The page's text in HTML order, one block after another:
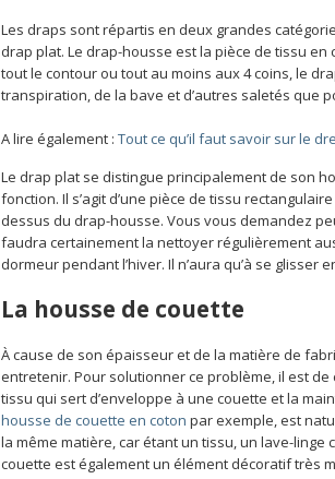
Les draps sont répartis en deux grandes
drap plat. Le drap-housse est la pièce de tissu en
tout le contour ou tout au moins aux 4 coins, le
transpiration, de la bave et d’autres saletés que
A lire également : Tout ce qu’il faut savoir sur le
Le drap plat se distingue principalement de son
fonction. Il s’agit d’une pièce de tissu
dessus du drap-housse. Vous vous demandez
faudra certainement la nettoyer régulièrement
dormeur pendant l’hiver. Il n’aura qu’à se glisser
La housse de couette
À cause de son épaisseur et de la matière de
entretenir. Pour solutionner ce problème, il est de
tissu qui sert d’enveloppe à une couette et la
housse de couette en coton par exemple, est
la même matière, car étant un tissu, un lave-
couette est également un élément décoratif très